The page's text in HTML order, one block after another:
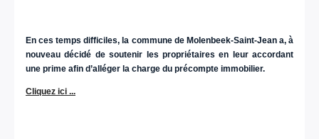
En ces temps difficiles, la commune de Molenbeek-Saint-Jean a, à
nouveau décidé de soutenir les propriétaires en leur accordant
une prime afin d’alléger la charge du précompte immobilier.
Cliquez ici ...